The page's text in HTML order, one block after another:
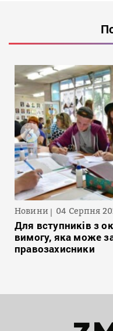
Новини 04 Серпня
Для вступників з
вимогу, яка може
правозахисники